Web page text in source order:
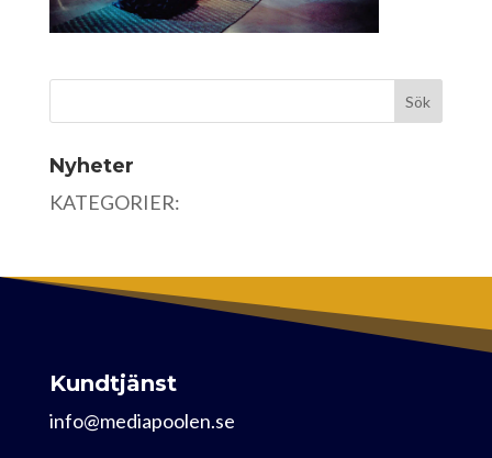
Nyheter
KATEGORIER:
Kundtjänst
info@mediapoolen.se